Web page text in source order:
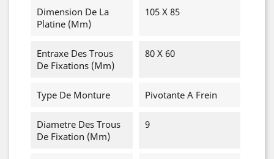
Dimension De La
Platine (mm)
105 X 85
Entraxe Des Trous
De Fixations (mm)
80 X 60
Type De Monture Pivotante A Frein
Diametre Des Trous
De Fixation (mm)
9